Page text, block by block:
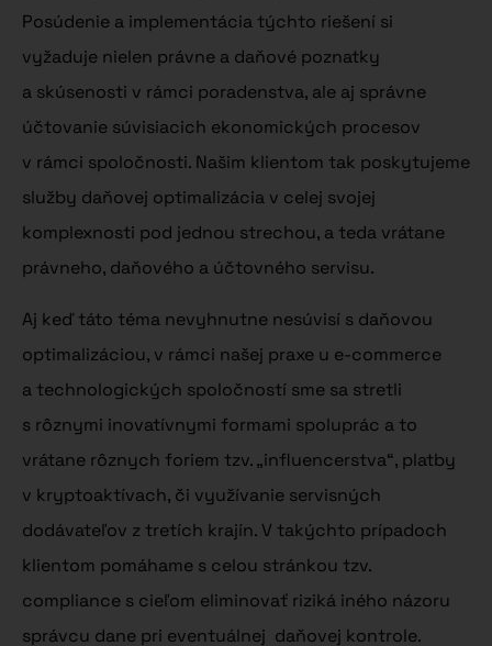
Posúdenie a implementácia týchto riešení si
vyžaduje nielen právne a daňové poznatky
a skúsenosti v rámci poradenstva, ale aj správne
účtovanie súvisiacich ekonomických procesov
v rámci spoločnosti. Našim klientom tak poskytujeme
služby daňovej optimalizácia v celej svojej
komplexnosti pod jednou strechou, a teda vrátane
právneho, daňového a účtovného servisu.
Aj keď táto téma nevyhnutne nesúvisí s daňovou
optimalizáciou, v rámci našej praxe u e-commerce
a technologických spoločností sme sa stretli
s rôznymi inovatívnymi formami spoluprác a to
vrátane rôznych foriem tzv. „influencerstva“, platby
v kryptoaktívach, či využívanie servisných
dodávateľov z tretích krajín. V takýchto prípadoch
klientom pomáhame s celou stránkou tzv.
compliance s cieľom eliminovať riziká iného názoru
správcu dane pri eventuálnej daňovej kontrole.